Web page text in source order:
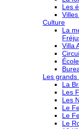
Les
Culture
La
Villa
Les
La
Les
Les
Le
Le
Le